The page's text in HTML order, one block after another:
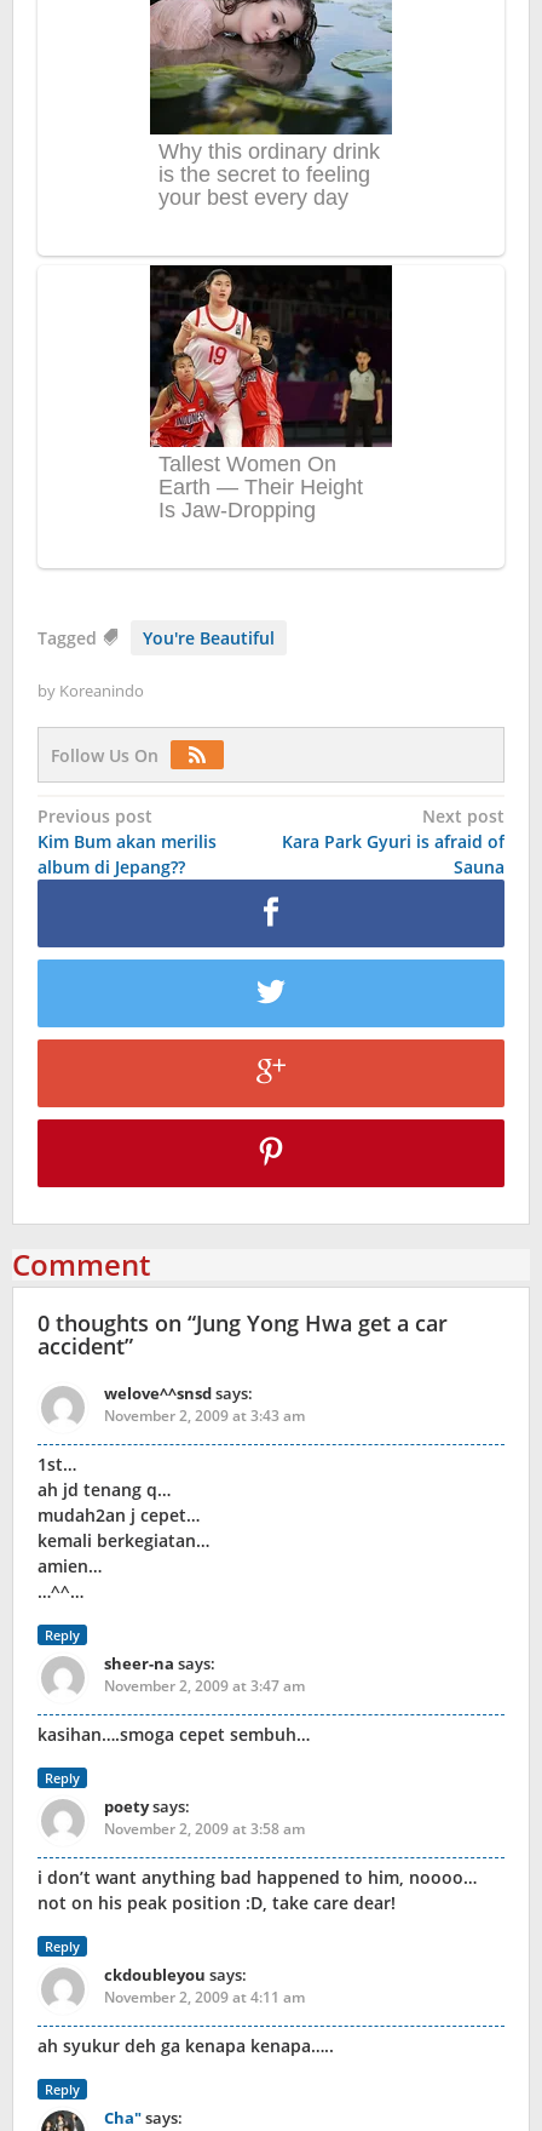
Tagged You're Beautiful
by Koreanindo
Follow Us On
Post
navigation
Previous post
Kim Bum akan merilis
album di Jepang??
Next post
Kara Park Gyuri is afraid of
Sauna
Comment
0 thoughts on “Jung Yong Hwa get a car
accident”
welove^^snsdsays:
November 2, 2009 at 3:43 am
1st…
ah jd tenang q…
mudah2an j cepet…
kemali berkegiatan…
amien…
…^^…
Reply
sheer-na says:
November 2, 2009 at 3:47 am
kasihan….smoga cepet sembuh…
Reply
poetysays:
November 2, 2009 at 3:58 am
i don’t want anything bad happened to him, noooo…
not on his peak position :D, take care dear!
Reply
ckdoubleyou says:
November 2, 2009 at 4:11 am
ah syukur deh ga kenapa kenapa…..
Reply
Cha"says: